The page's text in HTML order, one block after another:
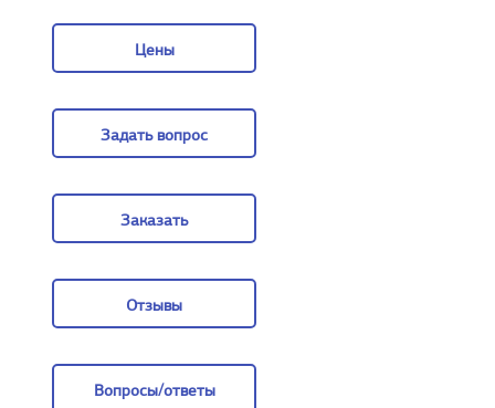
Цены
Задать вопрос
Заказать
Отзывы
Вопросы/ответы